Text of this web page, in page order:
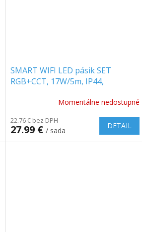
SMART WIFI LED pásik SET
RGB+CCT, 17W/5m, IP44,
(5m+zdroj+ovládanie)Momentálne nedostupné
22.76 € bez DPH
27.99 € / sada
DETAIL